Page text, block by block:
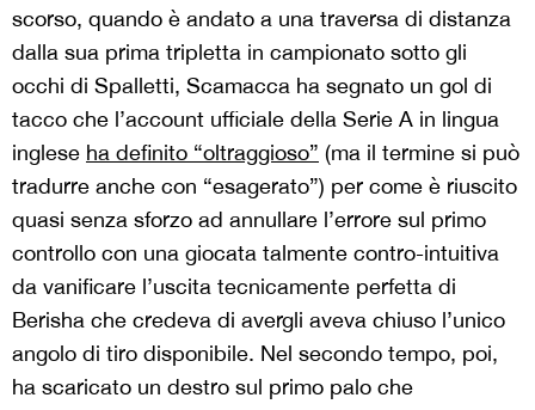
scorso, quando è andato a una traversa di distanza
dalla sua prima tripletta in campionato sotto gli
occhi di Spalletti, Scamacca ha segnato un gol di
tacco che l’account ufficiale della Serie A in lingua
inglese ha definito “oltraggioso” (ma il termine si può
tradurre anche con “esagerato”) per come è riuscito
quasi senza sforzo ad annullare l’errore sul primo
controllo con una giocata talmente contro-intuitiva
da vanificare l’uscita tecnicamente perfetta di
Berisha che credeva di avergli aveva chiuso l’unico
angolo di tiro disponibile. Nel secondo tempo, poi,
ha scaricato un destro sul primo palo che